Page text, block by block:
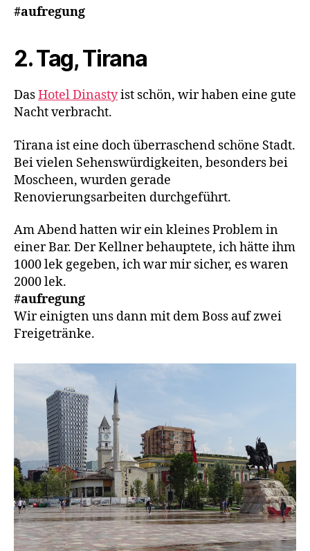
#aufregung
2. Tag, Tirana
DasHotel Dinastyist schön, wir haben eine gute
Nacht verbracht.
Tirana ist eine doch überraschend schöne Stadt.
Bei vielen Sehenswürdigkeiten, besonders bei
Moscheen, wurden gerade
Renovierungsarbeiten durchgeführt.
Am Abend hatten wir ein kleines Problem in
einer Bar. Der Kellner behauptete, ich hätte ihm
1000 lek gegeben, ich war mir sicher, es waren
2000 lek.
#aufregung
Wir einigten uns dann mit dem Boss auf zwei
Freigetränke.